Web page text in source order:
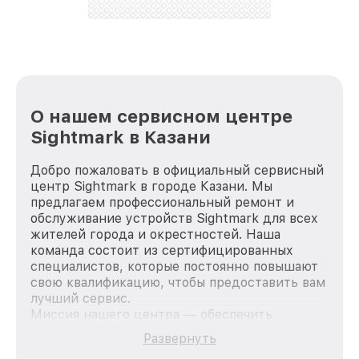
О нашем сервисном центре
Sightmark в Казани
Добро пожаловать в официальный сервисный
центр Sightmark в городе Казани. Мы
предлагаем профессиональный ремонт и
обслуживание устройств Sightmark для всех
жителей города и окрестностей. Наша
команда состоит из сертифицированных
специалистов, которые постоянно повышают
свою квалификацию, чтобы предоставить вам
лучший сервис.
Миссия нашего центра — обеспечить
качественный и доступный ремонт для
каждого пользователя продукции Sightmark,
Развернуть